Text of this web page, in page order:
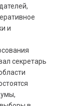
и
секретарь